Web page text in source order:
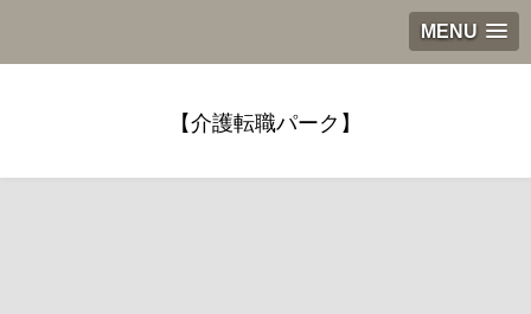
MENU
【介護転職パーク】